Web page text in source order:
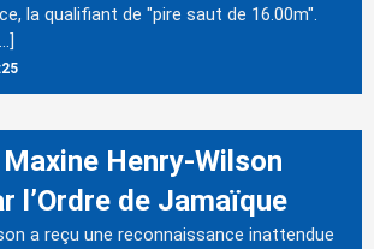
la qualifiant de "pire saut de 16.00m".
Henry-Wilson
l’Ordre de Jamaïque
a reçu une reconnaissance inattendue